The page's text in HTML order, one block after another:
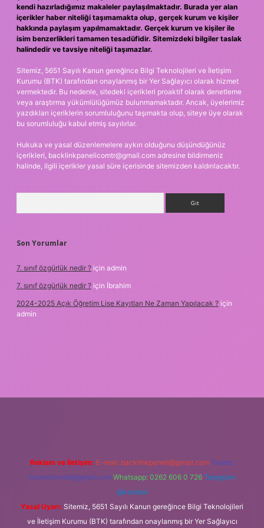
kendi hazırladığımız makaleler paylaşılmaktadır. Burada yer alan
içerikler haber niteliği taşımamakta olup, gerçek kurum ve kişiler
hakkında paylaşım yapılmamaktadır. Gerçek kurum ve kişiler ile
isim benzerlikleri tamamen tesadüfidir. Sitemizdeki bilgiler taslak
halindedir ve tavsiye niteliği taşımazlar.
Sitemiz, 5651 Sayılı Kanun gereğince Bilgi Teknolojileri ve İletişim
Kurumu (BTK) tarafından onaylanmış bir Yer Sağlayıcı olarak hizmet
vermektedir. Bu nedenle, sitedeki içerikleri proaktif olarak denetleme
veya araştırma yükümlülüğümüz bulunmamaktadır. Ancak, üyelerimiz
yazdıkları içeriklerin sorumluluğunu taşımakta olup, siteye üye olarak
bu sorumluluğu kabul etmiş sayılırlar.
Hukuka ve yasal düzenlemelere aykırı olduğunu düşündüğünüz
içerikleri, backlinkpanelicomtr@gmail.com adresine bildirmeniz
halinde, ilgili içerikler yasal süre içerisinde sitemizden kaldırılacaktır.
Son Yorumlar
7. sınıf özgürlük nedir ? için admin
7. sınıf özgürlük nedir ? için İbrahim
2024-2025 Açık Öğretim Lise Kayıtları Ne Zaman Yapılacak ? için
admin
Reklam ve İletişim: E-mail: backlinkpaneli@gmail.com Teams:
forumhizmeti@gmail.com Whatsapp: 0262 606 0 726 Telegram:
@karabul
Yasal Uyarı: Sitemiz, 5651 Sayılı Kanun gereğince Bilgi Teknolojileri
ve İletişim Kurumu (BTK) tarafından onaylanmış bir Yer Sağlayıcı